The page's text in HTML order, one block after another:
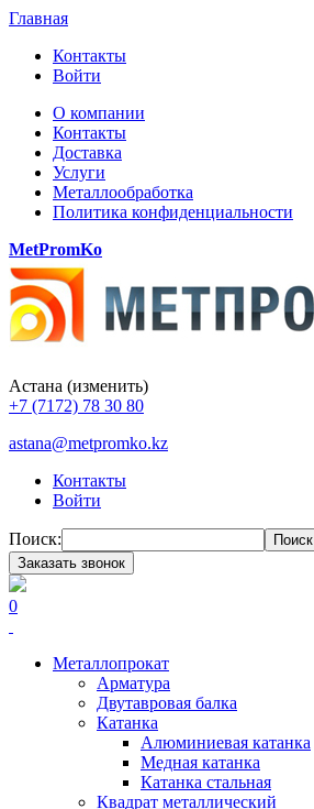
Главная
Контакты
Войти
О компании
Контакты
Доставка
Услуги
Металлообработка
Политика конфиденциальности
MetPromKo
Астана (изменить)
+7 (7172) 78 30 80
astana@metpromko.kz
Контакты
Войти
Поиск:
Поиск
Заказать звонок
0
Металлопрокат
Арматура
Двутавровая балка
Катанка
Алюминиевая катанка
Медная катанка
Катанка стальная
Квадрат металлический